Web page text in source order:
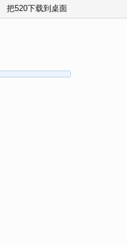
把520下载到桌面